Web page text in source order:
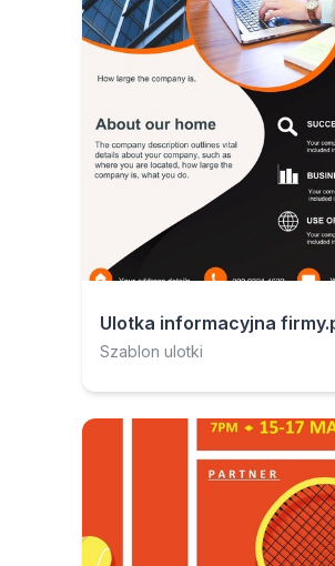
Ulotka informacyjna
Szablon ulotki